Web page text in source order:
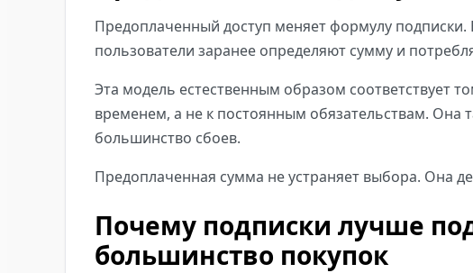
Предоплаченный доступ меняет формулу подписки.
пользователи заранее определяют сумму и
Эта модель естественным образом соответствует
временем, а не к постоянным обязательствам. Она
большинство сбоев.
Предоплаченная сумма не устраняет выбора. Она
Почему подписки лучше
большинство покупок